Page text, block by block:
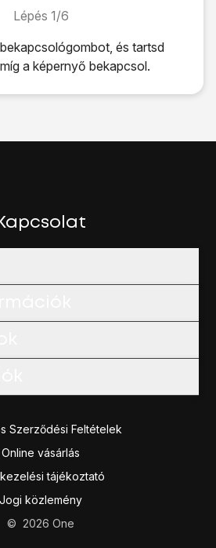
Lépés 1/6
, és tartsd
a képernyő bekapcsol.
, és tartsd lenyomva,
Szerződési Feltételek
Online vásárlás
tájékoztató
Jogi közlemény
© 2026 One